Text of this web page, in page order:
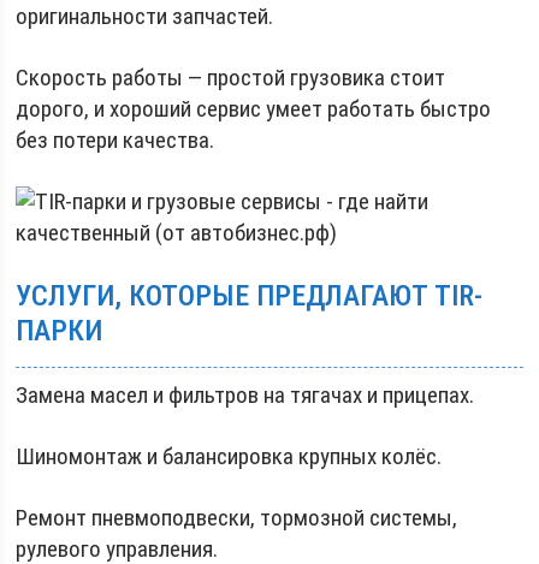
оригинальности запчастей.
Скорость работы — простой грузовика стоит
дорого, и хороший сервис умеет работать быстро
без потери качества.
УСЛУГИ, КОТОРЫЕ ПРЕДЛАГАЮТ TIR-
ПАРКИ
Замена масел и фильтров на тягачах и прицепах.
Шиномонтаж и балансировка крупных колёс.
Ремонт пневмоподвески, тормозной системы,
рулевого управления.